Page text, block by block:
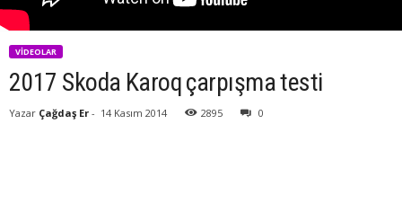
VIDEOLAR
2017 Skoda Karoq çarpışma testi
Yazar Çağdaş Er - 14 Kasım 2014 2895 0